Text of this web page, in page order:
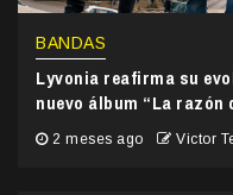
BANDAS
Lyvonia reafirma su
nuevo álbum “La razón
2 meses ago Victor